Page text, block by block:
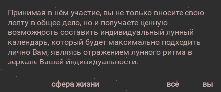
Принимая в нём участие, вы не только вносите свою
лепту в общее дело, но и получаете ценную
возможность составить индивидуальный лунный
календарь, который будет максимально подходить
лично Вам, являясь отражением лунного ритма в
зеркале Вашей индивидуальности.
сфера жизни все вы